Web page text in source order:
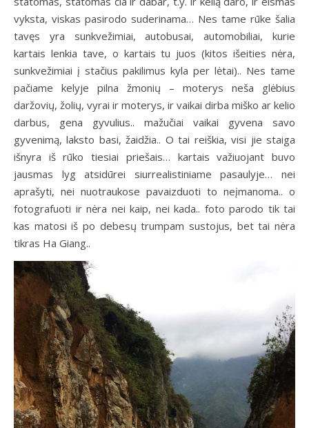
vyksta, viskas pasirodo suderinama… Nes tame rūke šalia
tavęs yra sunkvežimiai, autobusai, automobiliai, kurie
kartais lenkia tave, o kartais tu juos (kitos išeities nėra,
sunkvežimiai į stačius pakilimus kyla per lėtai).. Nes tame
pačiame kelyje pilna žmonių – moterys neša glėbius
daržovių, žolių, vyrai ir moterys, ir vaikai dirba miško ar kelio
darbus, gena gyvulius.. mažučiai vaikai gyvena savo
gyvenimą, laksto basi, žaidžia.. O tai reiškia, visi jie staiga
išnyra iš rūko tiesiai priešais… kartais važiuojant buvo
jausmas lyg atsidūrei siurrealistiniame pasaulyje… nei
aprašyti, nei nuotraukose pavaizduoti to neįmanoma.. o
fotografuoti ir nėra nei kaip, nei kada.. foto parodo tik tai
kas matosi iš po debesų trumpam sustojus, bet tai nėra
tikras Ha Giang..